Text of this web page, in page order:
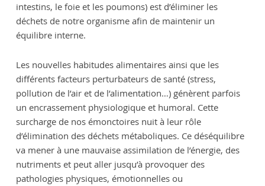
intestins, le foie et les poumons) est d’éliminer les
déchets de notre organisme afin de maintenir un
équilibre interne.
Les nouvelles habitudes alimentaires ainsi que les
différents facteurs perturbateurs de santé (stress,
pollution de l’air et de l’alimentation…) génèrent parfois
un encrassement physiologique et humoral. Cette
surcharge de nos émonctoires nuit à leur rôle
d’élimination des déchets métaboliques. Ce déséquilibre
va mener à une mauvaise assimilation de l’énergie, des
nutriments et peut aller jusqu’à provoquer des
pathologies physiques, émotionnelles ou